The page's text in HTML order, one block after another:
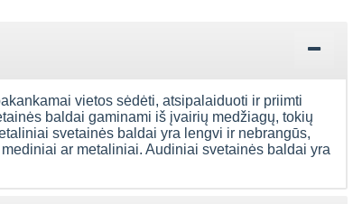
vietos sėdėti, atsipalaiduoti ir priimti
baldai gaminami iš įvairių medžiagų, tokių
svetainės baldai yra lengvi ir nebrangūs,
ar metaliniai. Audiniai svetainės baldai yra